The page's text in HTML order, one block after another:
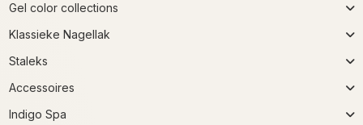
Gel color collections
Klassieke Nagellak
Staleks
Accessoires
Indigo Spa